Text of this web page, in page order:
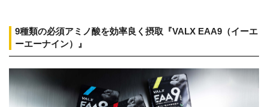
9種類の必須アミノ酸を効率良く摂取『VALX EAA9（イーエ
ーエーナイン）』